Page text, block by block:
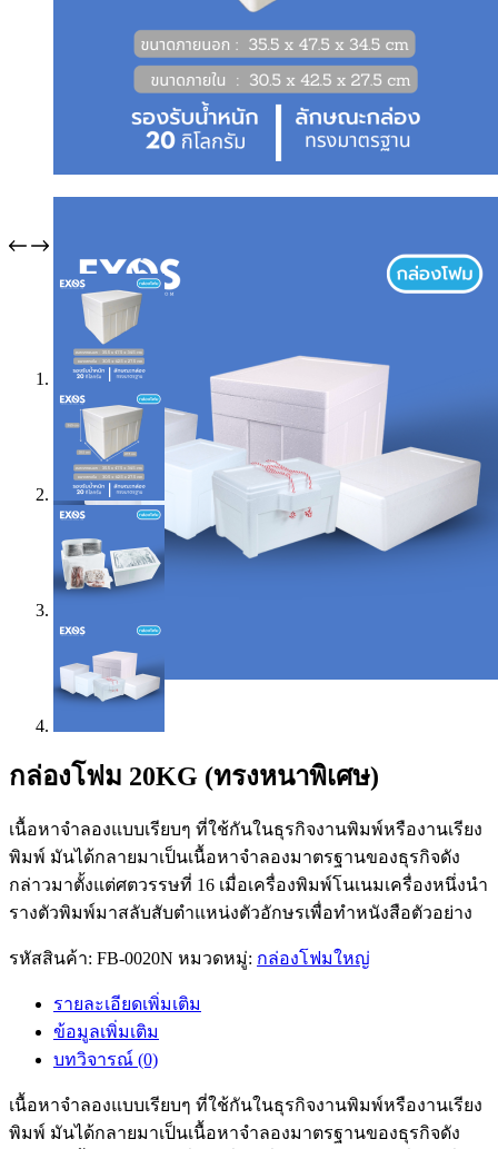
กล่องโฟม 20KG (ทรงหนาพิเศษ)
เนื้อหาจำลองแบบเรียบๆ ที่ใช้กันในธุรกิจงานพิมพ์หรืองานเรียง
พิมพ์ มันได้กลายมาเป็นเนื้อหาจำลองมาตรฐานของธุรกิจดัง
กล่าวมาตั้งแต่ศตวรรษที่ 16 เมื่อเครื่องพิมพ์โนเนมเครื่องหนึ่งนำ
รางตัวพิมพ์มาสลับสับตำแหน่งตัวอักษรเพื่อทำหนังสือตัวอย่าง
รหัสสินค้า: FB-0020N หมวดหมู่: กล่องโฟมใหญ่
รายละเอียดเพิ่มเติม
ข้อมูลเพิ่มเติม
บทวิจารณ์ (0)
เนื้อหาจำลองแบบเรียบๆ ที่ใช้กันในธุรกิจงานพิมพ์หรืองานเรียง
พิมพ์ มันได้กลายมาเป็นเนื้อหาจำลองมาตรฐานของธุรกิจดัง